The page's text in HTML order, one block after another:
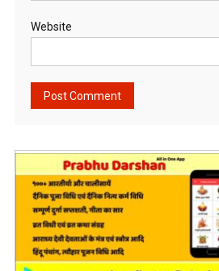
Website